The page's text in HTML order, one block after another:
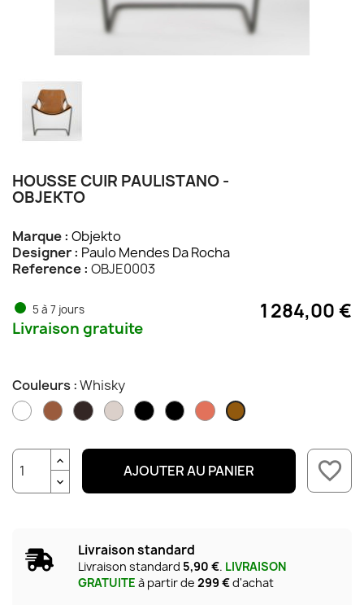
HOUSSE CUIR PAULISTANO -
OBJEKTO
Marque : Objekto
Designer : Paulo Mendes Da Rocha
Reference : OBJE0003
5 à 7 jours 1 284,00 €
Livraison gratuite
Couleurs :Whisky
BlancCognacMacassarNaturelNoir
Noir
mat
Terracotta
Whisky
AJOUTER AU PANIER favorite_border
Livraison standard
Livraison standard 5,90 €. LIVRAISON
GRATUITE à partir de 299 €d'achat